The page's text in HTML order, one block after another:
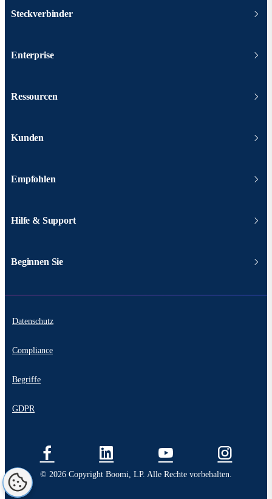
Steckverbinder
Enterprise
Ressourcen
Kunden
Empfohlen
Hilfe & Support
Beginnen Sie
Datenschutz
Compliance
Begriffe
GDPR
© 2026 Copyright Boomi, LP. Alle Rechte vorbehalten.